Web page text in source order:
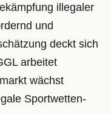
illegaler
und
deckt sich
arbeitet
wächst
Sportwetten-